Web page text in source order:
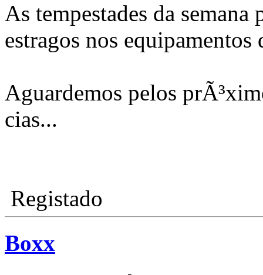
As tempestades da semana
estragos nos
Aguardemos pelos
cias...
Registado
Boxx